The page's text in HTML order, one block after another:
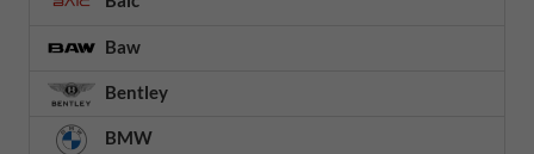
Baw
Bentley
BMW